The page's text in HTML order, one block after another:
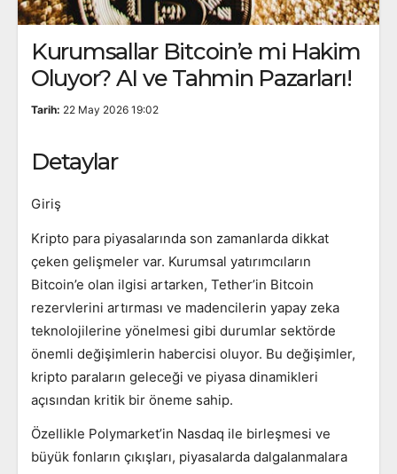
Kurumsallar Bitcoin’e mi Hakim
Oluyor? AI ve Tahmin Pazarları!
Tarih: 22 May 2026 19:02
Detaylar
Giriş
Kripto para piyasalarında son zamanlarda dikkat
çeken gelişmeler var. Kurumsal yatırımcıların
Bitcoin’e olan ilgisi artarken, Tether’in Bitcoin
rezervlerini artırması ve madencilerin yapay zeka
teknolojilerine yönelmesi gibi durumlar sektörde
önemli değişimlerin habercisi oluyor. Bu değişimler,
kripto paraların geleceği ve piyasa dinamikleri
açısından kritik bir öneme sahip.
Özellikle Polymarket’in Nasdaq ile birleşmesi ve
büyük fonların çıkışları, piyasalarda dalgalanmalara